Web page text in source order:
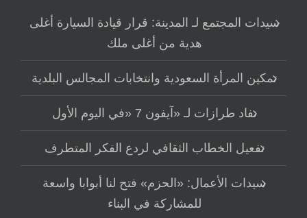
سيدات المجتمع لـ المدينة: قرار قيادة السيارة أغلى
هدية من أغلى ملك
تمكين المرأة السعودية وانتخابات المجالس البلدية
نفاد طرازات لـ «آيفون 7 «في اليوم الأول
تفعيل الخطاب الثقافي لردع الفكر المتطرف
سيدات الأعمال: «الحزم» فتح لنا أبوابا واسعة
للمشاركة في البناء